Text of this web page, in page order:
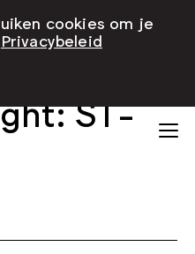
ST-
cookies om je
Privacybeleid